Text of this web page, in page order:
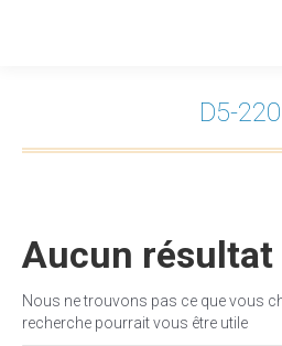
D5-
Aucun résultat
Nous ne trouvons pas ce que vous
recherche pourrait vous être utile